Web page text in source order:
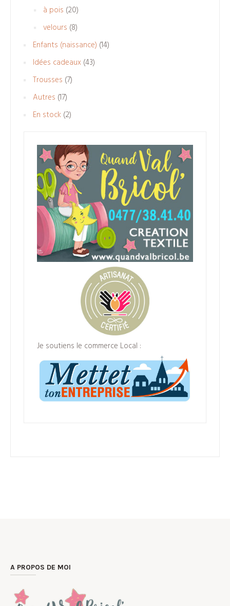
à pois 2020
produits
velours 88
produits
Enfants (naissance) 1414
Idées cadeaux 4343
Trousses 77
Autres 1717
produits
En stock 22
Je soutiens le commerce Local :
A PROPOS DE MOI